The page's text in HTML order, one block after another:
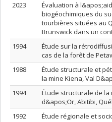
2023
Évaluation à
biogéochimiques du
tourbières situées au
Brunswick dans un
1994
Étude sur la
cas de la forêt de
1988
Étude structurale et
la mine Kiena, Val
1994
Étude structurale de la
d&apos;Or, Abitibi,
1992
Étude régionale et